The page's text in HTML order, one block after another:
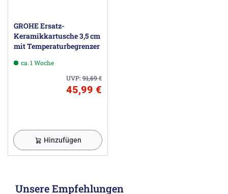
GROHE Ersatz-
Keramikkartusche 3,5 cm
mit Temperaturbegrenzer
ca. 1 Woche
UVP:91,69€
45,99 €
Hinzufügen
Unsere Empfehlungen